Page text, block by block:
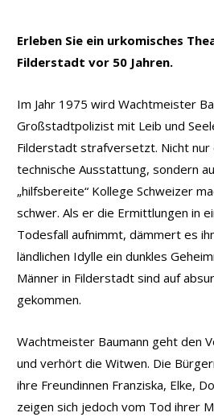
Erleben Sie ein urkomisches
Filderstadt vor 50 Jahren.
Im Jahr 1975 wird Wachtmeister
Großstadtpolizist mit Leib und
Filderstadt strafversetzt. Nicht nur
technische Ausstattung, sondern
„hilfsbereite“ Kollege Schweizer
schwer. Als er die Ermittlungen in
Todesfall aufnimmt, dämmert es
ländlichen Idylle ein dunkles
Männer in Filderstadt sind auf
gekommen.
Wachtmeister Baumann geht den
und verhört die Witwen. Die
ihre Freundinnen Franziska, Elke,
zeigen sich jedoch vom Tod ihrer